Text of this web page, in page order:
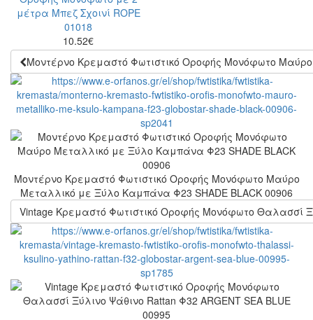
10.52€
Μοντέρνο Κρεμαστό Φωτιστικό Οροφής Μονόφωτο
Μοντέρνο Κρεμαστό Φωτιστικό Οροφής Μονόφωτο Μαύρο
Μεταλλικό με Ξύλο Καμπάνα Φ23 SHADE BLACK 00906
Vintage Κρεμαστό Φωτιστικό Οροφής Μονόφωτο Θαλασσί